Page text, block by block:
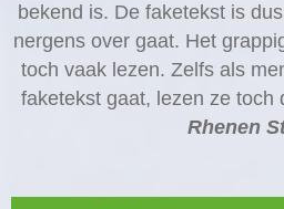
bekend is. De faketekst is
nergens over gaat. Het
toch vaak lezen. Zelfs als
faketekst gaat, lezen ze toch
Rhenen